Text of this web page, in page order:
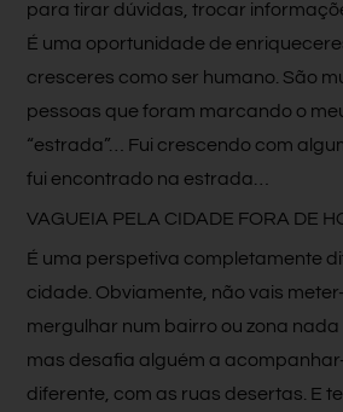
para tirar dúvidas, trocar
É uma oportunidade de
cresceres como ser humano. São
pessoas que foram marcando o
“estrada”… Fui crescendo com
fui encontrado na estrada…
VAGUEIA PELA CIDADE FORA DE
É uma perspetiva completamente
cidade. Obviamente, não vais
mergulhar num bairro ou zona nada
mas desafia alguém a
diferente, com as ruas desertas. E